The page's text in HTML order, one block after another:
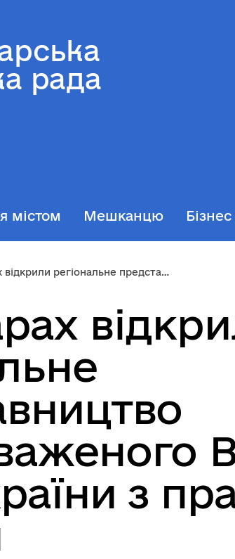
рада
містом Мешканцю Бізнес
представництво Уповноваженого Верховної Ради України з прав людини
з